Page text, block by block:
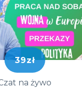
39zł
na żywo